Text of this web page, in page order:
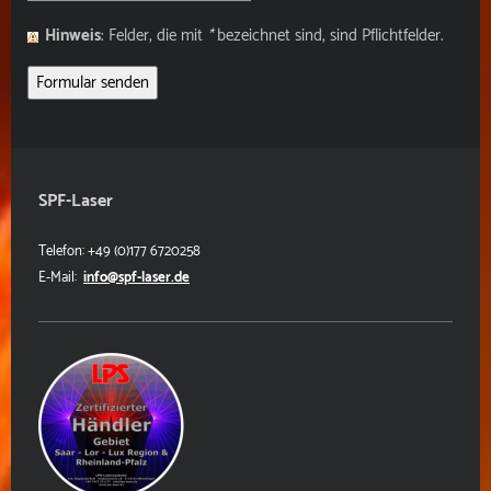
Hinweis : Felder, die mit *bezeichnet sind, sind Pflichtfelder.
SPF-Laser
Telefon:+49 (0)177 6720258
E-Mail: info@spf-laser.de